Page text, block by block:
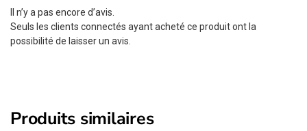
Il n’y a pas encore d’avis.
Seuls les clients connectés ayant acheté ce produit ont la
possibilité de laisser un avis.
Produits similaires